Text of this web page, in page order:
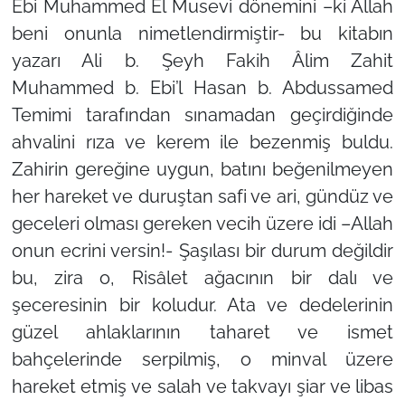
Ebi Muhammed El Musevi dönemini –ki Allah
beni onunla nimetlendirmiştir- bu kitabın
yazarı Ali b. Şeyh Fakih Âlim Zahit
Muhammed b. Ebi’l Hasan b. Abdussamed
Temimi tarafından sınamadan geçirdiğinde
ahvalini rıza ve kerem ile bezenmiş buldu.
Zahirin gereğine uygun, batını beğenilmeyen
her hareket ve duruştan safi ve ari, gündüz ve
geceleri olması gereken vecih üzere idi –Allah
onun ecrini versin!- Şaşılası bir durum değildir
bu, zira o, Risâlet ağacının bir dalı ve
şeceresinin bir koludur. Ata ve dedelerinin
güzel ahlaklarının taharet ve ismet
bahçelerinde serpilmiş, o minval üzere
hareket etmiş ve salah ve takvayı şiar ve libas